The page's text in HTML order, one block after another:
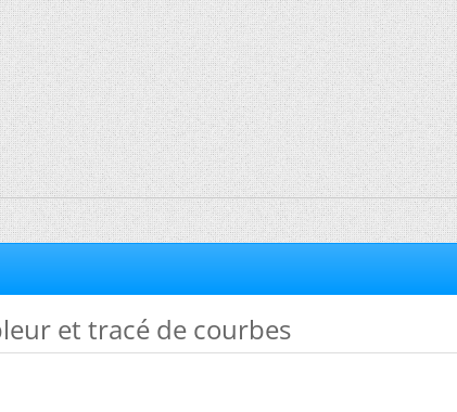
et tracé de courbes